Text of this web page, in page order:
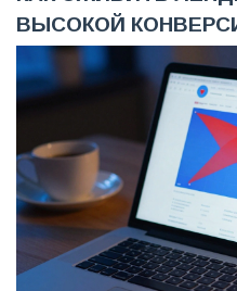
ВЫСОКОЙ